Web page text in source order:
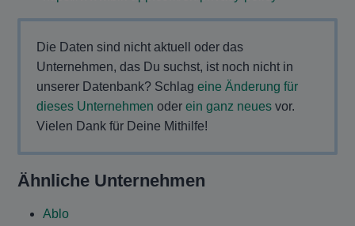
Die Daten sind nicht aktuell oder das
Unternehmen, das Du suchst, ist noch nicht in
unserer Datenbank? Schlageine Änderung für
dieses Unternehmen oderein ganz neues vor.
Vielen Dank für Deine Mithilfe!
Ähnliche Unternehmen
Ablo